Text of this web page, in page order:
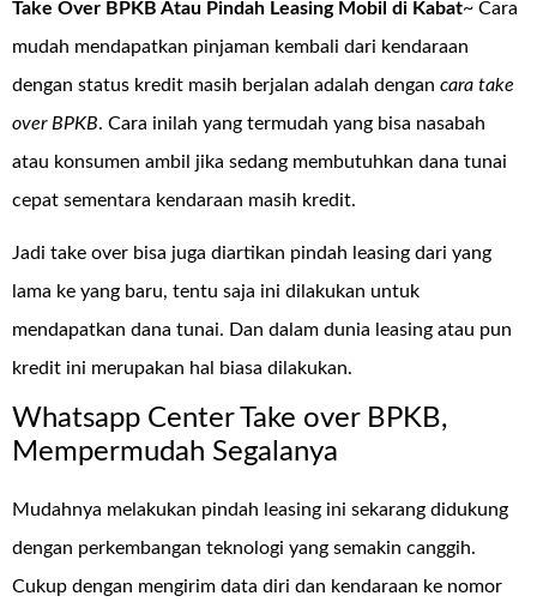
Take Over BPKB Atau Pindah Leasing Mobil di Kabat~ Cara
mudah mendapatkan pinjaman kembali dari kendaraan
dengan status kredit masih berjalan adalah dengan cara take
over BPKB. Cara inilah yang termudah yang bisa nasabah
atau konsumen ambil jika sedang membutuhkan dana tunai
cepat sementara kendaraan masih kredit.
Jadi take over bisa juga diartikan pindah leasing dari yang
lama ke yang baru, tentu saja ini dilakukan untuk
mendapatkan dana tunai. Dan dalam dunia leasing atau pun
kredit ini merupakan hal biasa dilakukan.
Whatsapp Center Take over BPKB,
Mempermudah Segalanya
Mudahnya melakukan pindah leasing ini sekarang didukung
dengan perkembangan teknologi yang semakin canggih.
Cukup dengan mengirim data diri dan kendaraan ke nomor